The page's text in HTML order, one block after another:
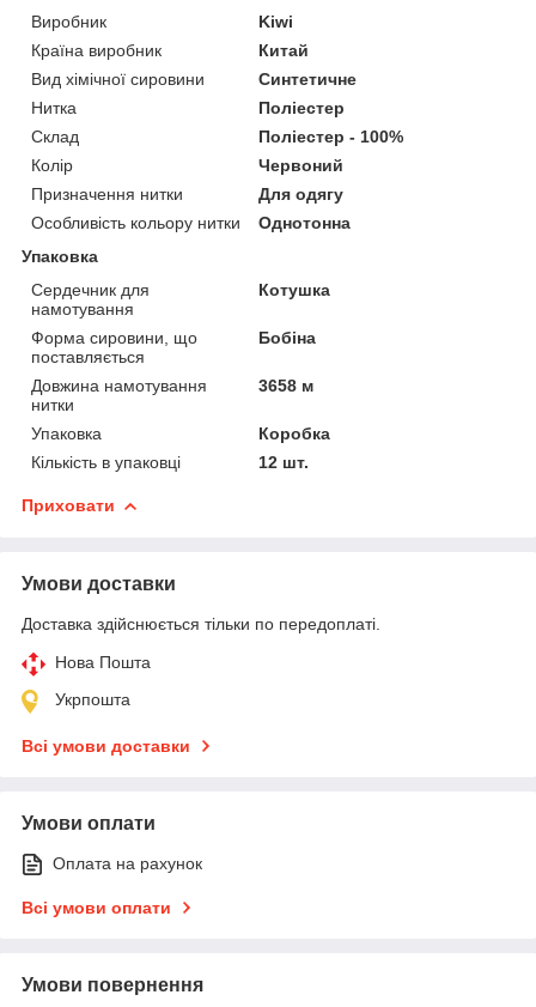
Виробник
Kiwi
Країна виробник
Китай
Вид хімічної сировини
Синтетичне
Нитка
Поліестер
Склад
Поліестер - 100%
Колір
Червоний
Призначення нитки
Для одягу
Особливість кольору нитки
Однотонна
Упаковка
Сердечник для
намотування
Котушка
Форма сировини, що
поставляється
Бобіна
Довжина намотування
нитки
3658 м
Упаковка
Коробка
Кількість в упаковці
12 шт.
Приховати
Умови доставки
Доставка здійснюється тільки по передоплаті.
Нова Пошта
Укрпошта
Всі умови доставки
Умови оплати
Оплата на рахунок
Всі умови оплати
Умови повернення